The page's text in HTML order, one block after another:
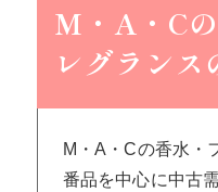
M・A・C
レグラン
M・A・Cの香水・
番品を中心に中古